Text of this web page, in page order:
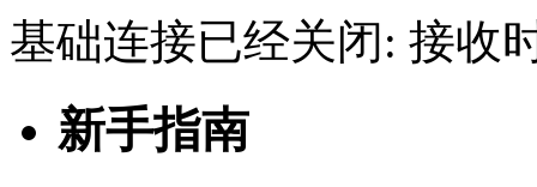
基础连接已经关闭: 接收
新手指南